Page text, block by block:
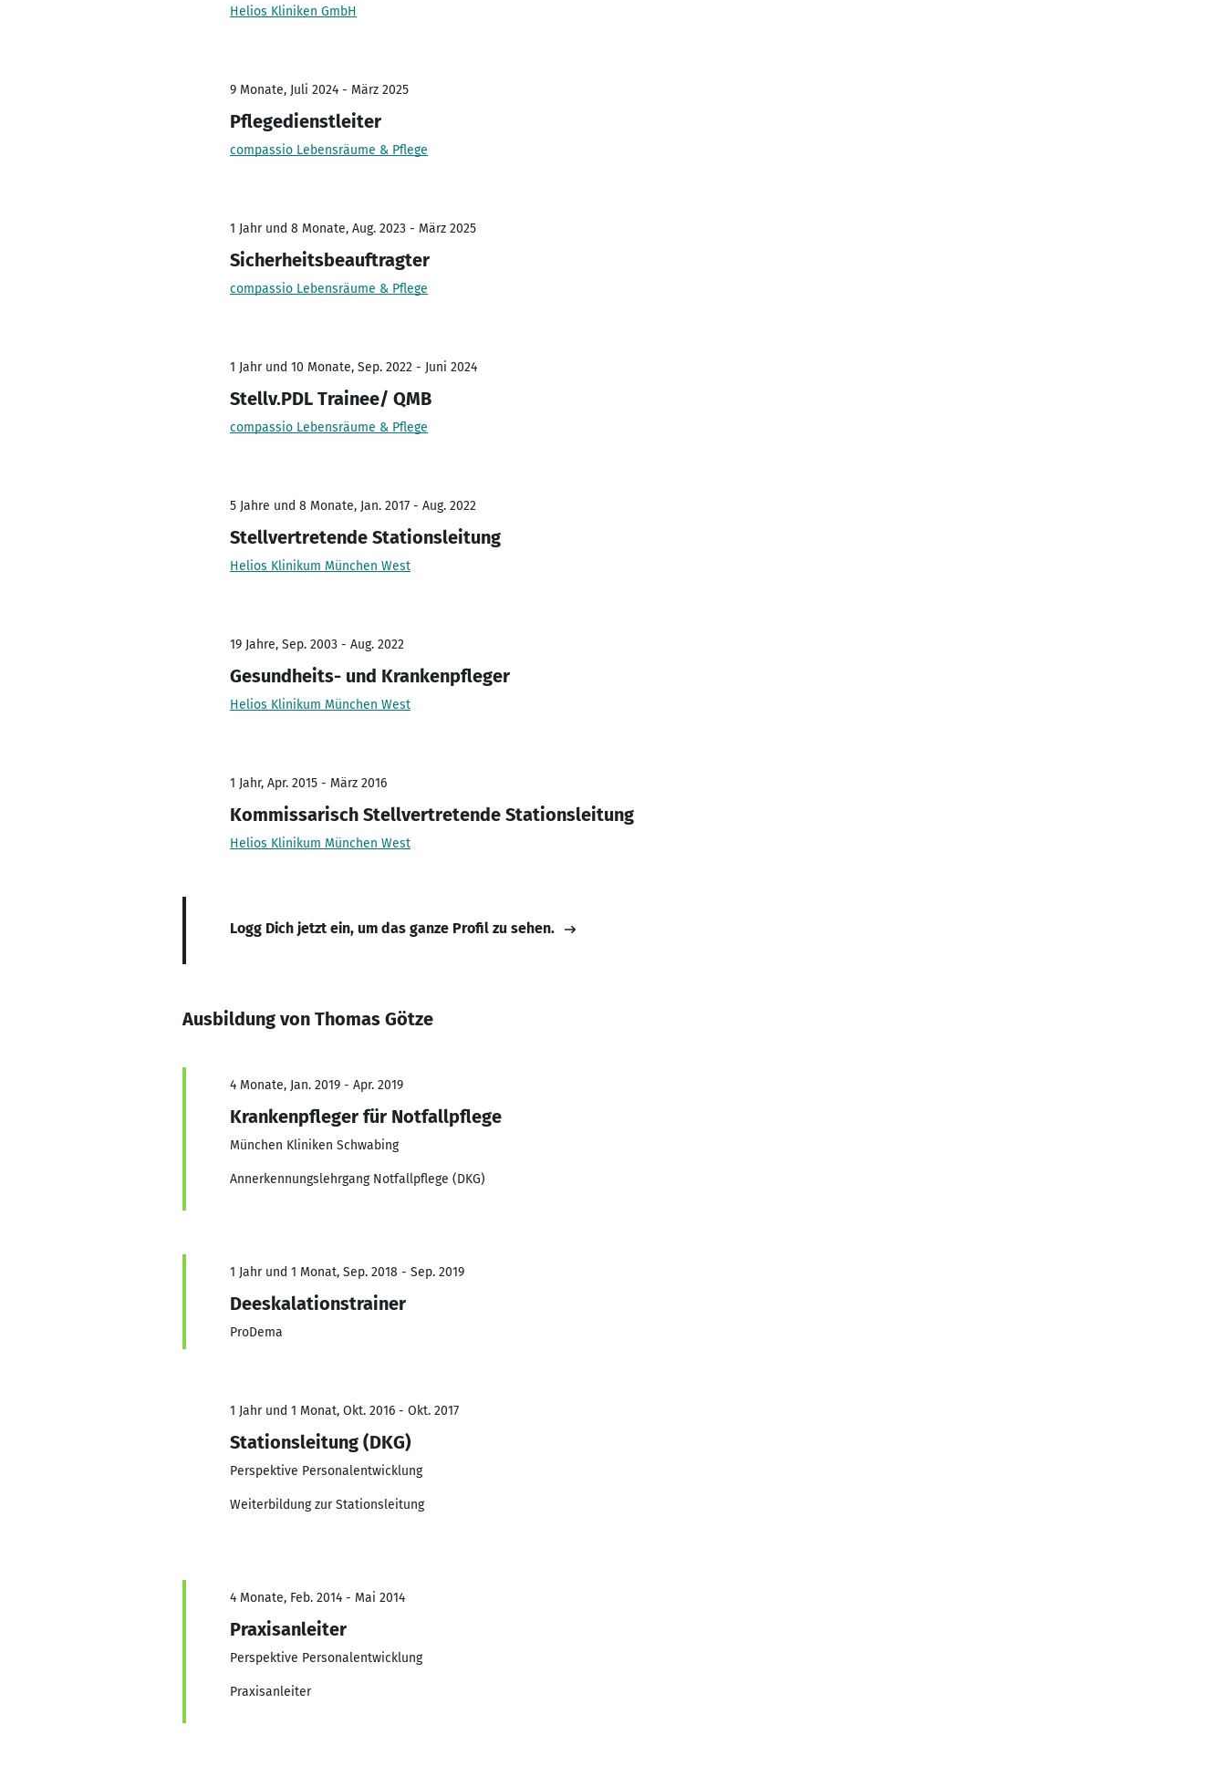
Helios Kliniken GmbH
9 Monate, Juli 2024 - März 2025
Pflegedienstleiter
compassio Lebensräume & Pflege
1 Jahr und 8 Monate, Aug. 2023 - März 2025
Sicherheitsbeauftragter
compassio Lebensräume & Pflege
1 Jahr und 10 Monate, Sep. 2022 - Juni 2024
Stellv.PDL Trainee/ QMB
compassio Lebensräume & Pflege
5 Jahre und 8 Monate, Jan. 2017 - Aug. 2022
Stellvertretende Stationsleitung
Helios Klinikum München West
19 Jahre, Sep. 2003 - Aug. 2022
Gesundheits- und Krankenpfleger
Helios Klinikum München West
1 Jahr, Apr. 2015 - März 2016
Kommissarisch Stellvertretende Stationsleitung
Helios Klinikum München West
Logg Dich jetzt ein, um das ganze Profil zu sehen.
Ausbildung von Thomas Götze
4 Monate, Jan. 2019 - Apr. 2019
Krankenpfleger für Notfallpflege
München Kliniken Schwabing
Annerkennungslehrgang Notfallpflege (DKG)
1 Jahr und 1 Monat, Sep. 2018 - Sep. 2019
Deeskalationstrainer
ProDema
1 Jahr und 1 Monat, Okt. 2016 - Okt. 2017
Stationsleitung (DKG)
Perspektive Personalentwicklung
Weiterbildung zur Stationsleitung
4 Monate, Feb. 2014 - Mai 2014
Praxisanleiter
Perspektive Personalentwicklung
Praxisanleiter